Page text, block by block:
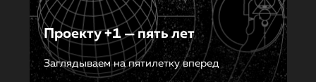
Проекту +1 — пять лет
Заглядываем на пятилетку вперед